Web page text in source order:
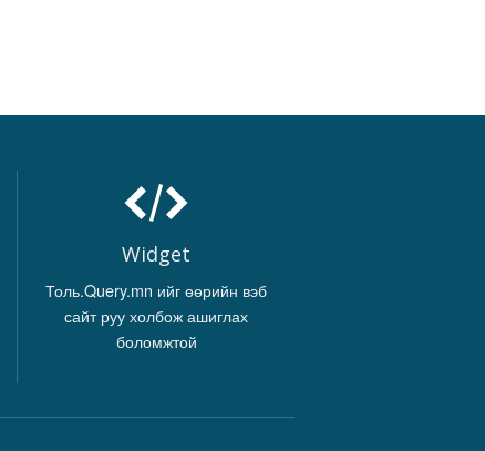
Widget
Толь.Query.mn ийг өөрийн вэб
сайт руу холбож ашиглах
боломжтой